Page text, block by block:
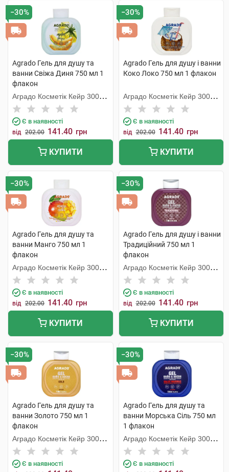
−30%
Agrado Гель для душу та
ванни Свіжа Диня 750 мл 1
флакон
Аградо Косметік Кейр 3000
С.Л.У.
Є в наявності
від 202.00 141.40 грн
КУПИТИ
−30%
Agrado Гель для душу і ванни
Коко Локо 750 мл 1 флакон
Аградо Косметік Кейр 3000
С.Л.У.
Є в наявності
від 202.00 141.40 грн
КУПИТИ
−30%
Agrado Гель для душу та
ванни Манго 750 мл 1
флакон
Аградо Косметік Кейр 3000
С.Л.У.
Є в наявності
від 202.00 141.40 грн
КУПИТИ
−30%
Agrado Гель для душу і ванни
Традиційний 750 мл 1
флакон
Аградо Косметік Кейр 3000
С.Л.У.
Є в наявності
від 202.00 141.40 грн
КУПИТИ
−30%
Agrado Гель для душу та
ванни Золото 750 мл 1
флакон
Аградо Косметік Кейр 3000
С.Л.У.
Є в наявності
−30%
Agrado Гель для душу та
ванни Морська Сіль 750 мл
1 флакон
Аградо Косметік Кейр 3000
С.Л.У.
Є в наявності